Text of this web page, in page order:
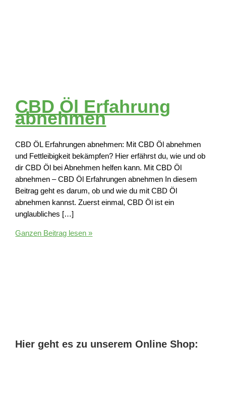
CBD Öl Erfahrung
abnehmen
CBD ÖL Erfahrungen abnehmen: Mit CBD Öl abnehmen
und Fettleibigkeit bekämpfen? Hier erfährst du, wie und ob
dir CBD Öl bei Abnehmen helfen kann. Mit CBD Öl
abnehmen – CBD Öl Erfahrungen abnehmen In diesem
Beitrag geht es darum, ob und wie du mit CBD Öl
abnehmen kannst. Zuerst einmal, CBD Öl ist ein
unglaubliches […]
CBD
Ganzen Beitrag lesen »
Hier geht es zu unserem Online Shop: